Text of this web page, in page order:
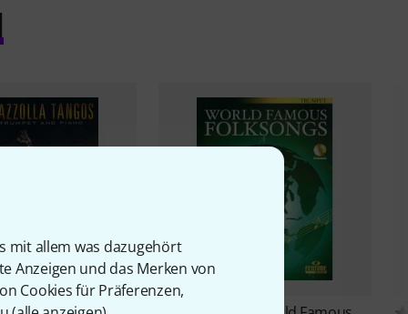
mit allem was dazugehört
Anzeigen und das Merken von
Cookies für Präferenzen,